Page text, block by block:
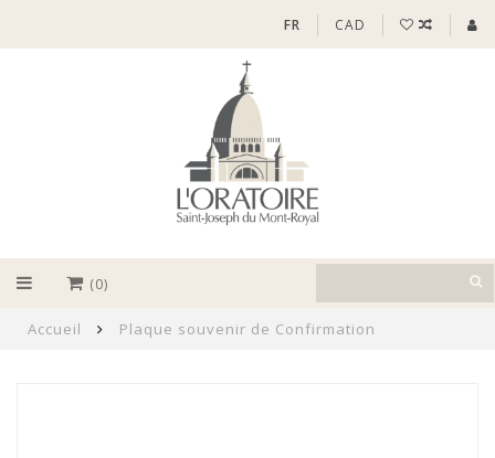
FR CAD
(0)
Accueil Plaque souvenir de Confirmation